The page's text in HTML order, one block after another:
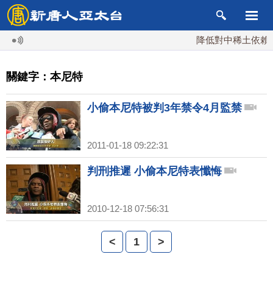
降低對中稀土依賴
關鍵字：本尼特
小偷本尼特被判3年禁令4月監禁
2011-01-18 09:22:31
判刑推遲 小偷本尼特表懺悔
2010-12-18 07:56:31
< 1 >